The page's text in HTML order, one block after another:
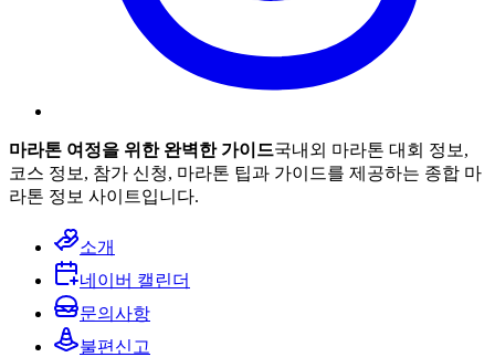
마라톤 여정을 위한 완벽한 가이드국내외 마라톤 대회 정보,
코스 정보, 참가 신청, 마라톤 팁과 가이드를 제공하는 종합 마
라톤 정보 사이트입니다.
소개
네이버 캘린더
문의사항
불편신고